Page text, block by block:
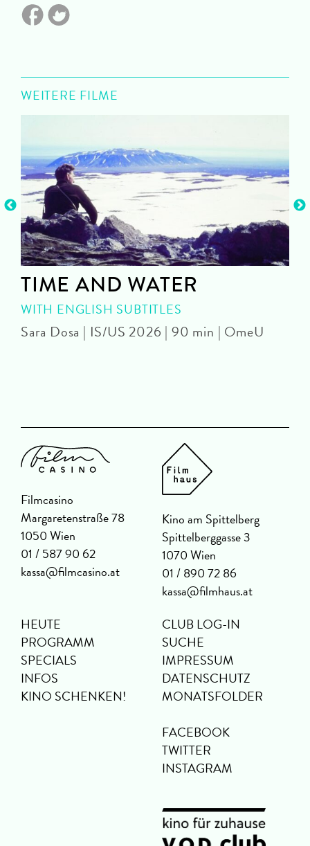
WEITERE FILME
TIME AND WATER
WITH ENGLISH SUBTITLES
Sara Dosa | IS/US 2026 | 90 min | OmeU
Filmcasino
Margaretenstraße 78
1050 Wien
01 / 587 90 62
kassa@filmcasino.at
Kino am Spittelberg
Spittelberggasse 3
1070 Wien
01 / 890 72 86
kassa@filmhaus.at
HEUTE
PROGRAMM
SPECIALS
INFOS
KINO SCHENKEN!
CLUB LOG-IN
SUCHE
IMPRESSUM
DATENSCHUTZ
MONATSFOLDER
FACEBOOK
TWITTER
INSTAGRAM